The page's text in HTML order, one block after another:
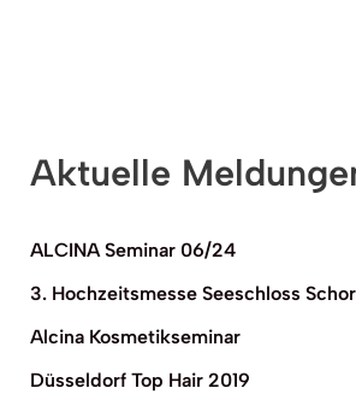
Aktuelle
ALCINA Seminar 06/24
3. Hochzeitsmesse Seeschloss
Alcina Kosmetikseminar
Düsseldorf Top Hair 2019